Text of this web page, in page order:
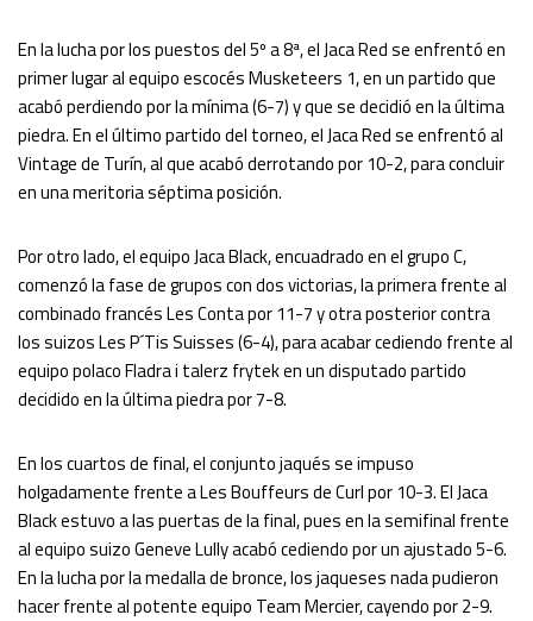
En la lucha por los puestos del 5º a 8ª, el Jaca Red se enfrentó en
primer lugar al equipo escocés Musketeers 1, en un partido que
acabó perdiendo por la mínima (6-7) y que se decidió en la última
piedra. En el último partido del torneo, el Jaca Red se enfrentó al
Vintage de Turín, al que acabó derrotando por 10-2, para concluir
en una meritoria séptima posición.
Por otro lado, el equipo Jaca Black, encuadrado en el grupo C,
comenzó la fase de grupos con dos victorias, la primera frente al
combinado francés Les Conta por 11-7 y otra posterior contra
los suizos Les P´Tis Suisses (6-4), para acabar cediendo frente al
equipo polaco Fladra i talerz frytek en un disputado partido
decidido en la última piedra por 7-8.
En los cuartos de final, el conjunto jaqués se impuso
holgadamente frente a Les Bouffeurs de Curl por 10-3. El Jaca
Black estuvo a las puertas de la final, pues en la semifinal frente
al equipo suizo Geneve Lully acabó cediendo por un ajustado 5-6.
En la lucha por la medalla de bronce, los jaqueses nada pudieron
hacer frente al potente equipo Team Mercier, cayendo por 2-9.